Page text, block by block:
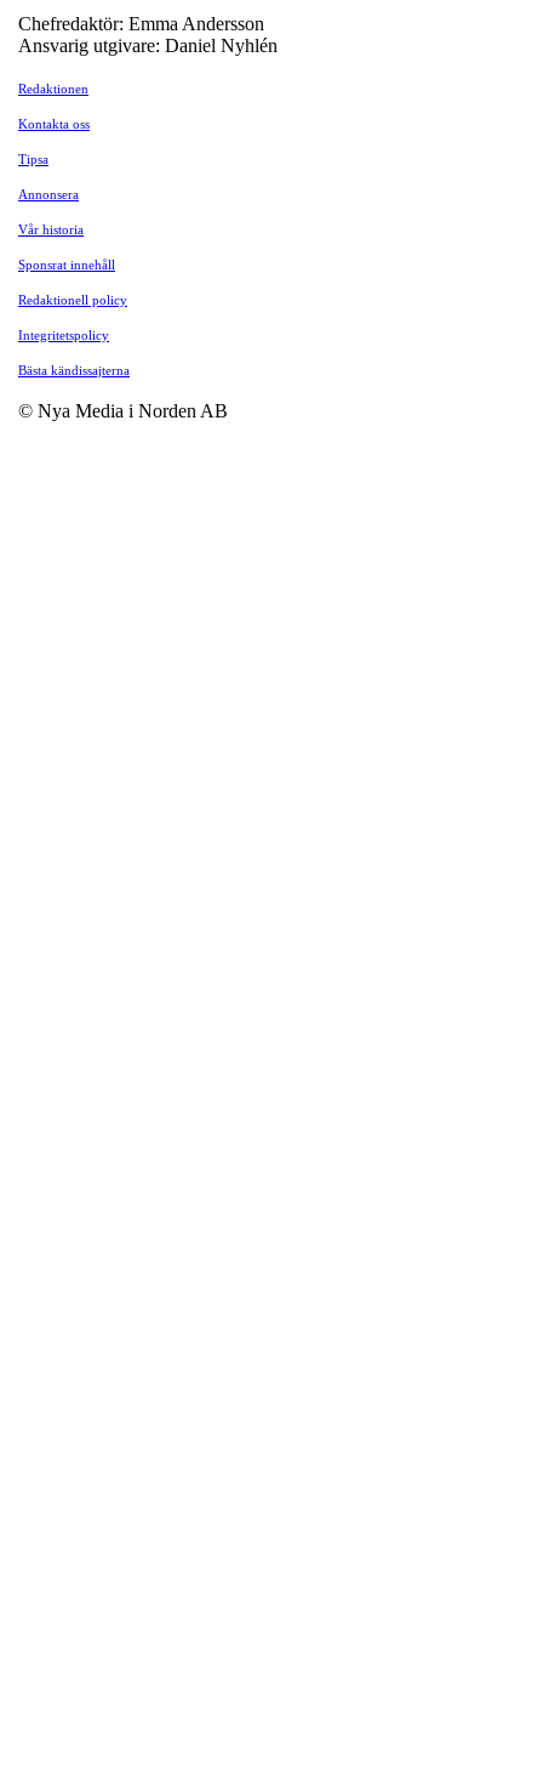
Chefredaktör: Emma Andersson
Ansvarig utgivare: Daniel Nyhlén
Redaktionen
Kontakta oss
Tipsa
Annonsera
Vår historia
Sponsrat innehåll
Redaktionell policy
Integritetspolicy
Bästa kändissajterna
© Nya Media i Norden AB